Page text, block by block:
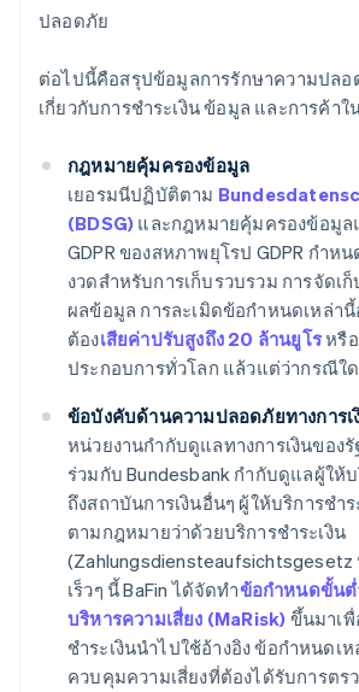
ปลอดภัย
ต่อไปนี้คือสรุปข้อมูลการรักษาความปล
เกี่ยวกับการชำระเงิน ข้อมูล และการค้าใ
กฎหมายคุ้มครองข้อมูล
เยอรมนีปฏิบัติตาม
(BDSG) และกฎหมายคุ้มครองข้อมูล
GDPR ของสหภาพยุโรป GDPR กำห
งวดสำหรับการเก็บรวบรวม การจัดเ
ผลข้อมูล การละเมิดข้อกำหนดเหล่า
ต้องเสียค่าปรับสูงถึง 20 ล้านยูโรหรือ
ประกอบการทั่วโลก แล้วแต่ว่ากรณีใ
ข้อบังคับด้านความปลอดภัยทางการเ
หน่วยงานกำกับดูแลทางการเงินของรั
ร่วมกับ Bundesbank กำกับดูแลผู้ให้
ถึงสถาบันการเงินอื่นๆ ผู้ให้บริการชำ
ตามกฎหมายว่าด้วยบริการชำระเงิน
(Zahlungsdiensteaufsichtsgesetz
เร็วๆ นี้ BaFin ได้จัดทำข้อกำหนดขั้นต่
บริหารความเสี่ยง (MaRisk) ขึ้นมาเ
ชำระเงินนำไปใช้อ้างอิง ข้อกำหนดเ
ควบคุมความเสี่ยงที่ต้องได้รับการต